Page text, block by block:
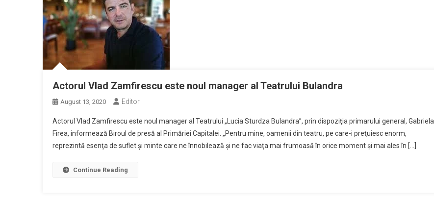
Actorul Vlad Zamfirescu este noul manager al Teatrului Bulandra
August 13, 2020 Editor
Actorul Vlad Zamfirescu este noul manager al Teatrului „Lucia Sturdza Bulandra”, prin dispoziţia primarului general, Gabriela
Firea, informează Biroul de presă al Primăriei Capitalei. „Pentru mine, oamenii din teatru, pe care-i preţuiesc enorm,
reprezintă esenţa de suflet şi minte care ne înnobilează şi ne fac viaţa mai frumoasă în orice moment şi mai ales în […]
Continue Reading